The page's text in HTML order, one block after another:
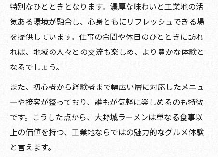
特別なひとときとなります。濃厚な味わいと工業地の活
気ある環境が融合し、心身ともにリフレッシュできる場
を提供しています。仕事の合間や休日のひとときに訪れ
れば、地域の人々との交流も楽しめ、より豊かな体験と
なるでしょう。
また、初心者から経験者まで幅広い層に対応したメニュ
ーや接客が整っており、誰もが気軽に楽しめるのも特徴
です。こうした点から、大野城ラーメンは単なる食事以
上の価値を持つ、工業地ならではの魅力的なグルメ体験
と言えます。